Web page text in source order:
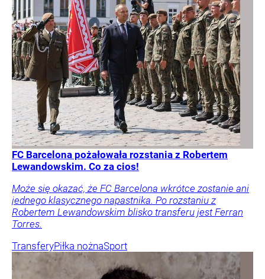
FC Barcelona pożałowała rozstania z Robertem
Lewandowskim. Co za cios!
Może się okazać, że FC Barcelona wkrótce zostanie ani
jednego klasycznego napastnika. Po rozstaniu z
Robertem Lewandowskim blisko transferu jest Ferran
Torres.
TransferyPiłka nożnaSport